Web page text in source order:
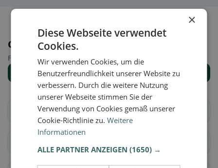
Orte in der Nähe
Finde den passenden Ort für deine Restaurantsuche.
Alle Orte anzeigen
Häggenschwil
×
Diese Webseite verwendet
Cookies.
Wir verwenden Cookies, um die
Benutzerfreundlichkeit unserer Website zu
verbessern. Durch die weitere Nutzung
unserer Webseite stimmen Sie der
Verwendung von Cookies gemäß unserer
Cookie-Richtlinie zu.Weitere
Informationen
ALLE PARTNER ANZEIGEN(1650) →